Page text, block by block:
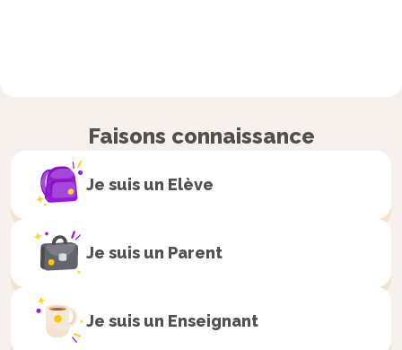
Faisons connaissance
Je suis un Elève
Je suis un Parent
Je suis un Enseignant